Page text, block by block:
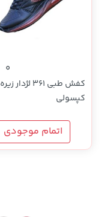
0
کفش طبی 361 لژدار زیره
کپسولی
اتمام موجودی